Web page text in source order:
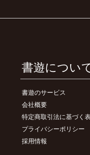
書遊につい
書遊のサービス
会社概要
特定商取引法に基づく
プライバシーポリシー
採用情報